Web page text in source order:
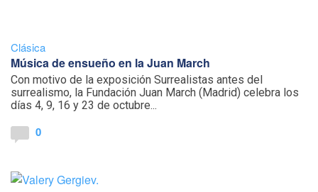
Clásica
Música de ensueño en la Juan March
Con motivo de la exposición Surrealistas antes del
surrealismo, la Fundación Juan March (Madrid) celebra los
días 4, 9, 16 y 23 de octubre...
0